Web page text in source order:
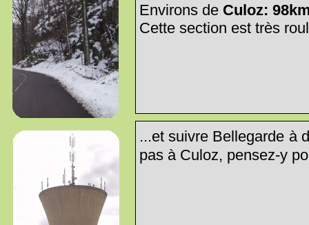
Environs de Culoz:
Cette section est très
...et suivre Bellegarde à
pas à Culoz, pensez-y